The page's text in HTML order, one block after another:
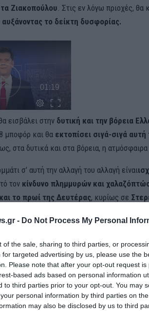
- Do Not Process My Personal
of the sale, sharing to third parties, or
targeted advertising by us, please use the
Please note that after your opt-out request
based ads based on personal information
to third parties prior to your opt-out. You may
personal information by third parties on the
may also be disclosed by us to third
Ζιακοπούλου. Στις εν λόγω πριοχές, θα
το δείκτη δυσφορίας.
εισβάλει στην δυτική και την βόρεια
μποφόρ και θα εκτοπίσει σιγά-σιγά
στα δυτικά και στα βόρεια, η
σ’ αυτή την αλλαγή του αλλαγή είναι
τον κίνδυνο πλημμυρών και
το πρωί της Δευτέρας, κυρίως σε